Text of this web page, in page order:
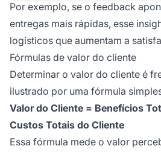
Por exemplo, se o feedback
entregas mais rápidas, esse
logísticos que aumentam a
Fórmulas de valor do cliente
Determinar o valor do cliente é
ilustrado por uma fórmula
Valor do Cliente = Benefícios
Custos Totais do Cliente
Essa fórmula mede o valor